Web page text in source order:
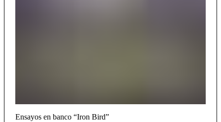
Ensayos en banco “Iron Bird”